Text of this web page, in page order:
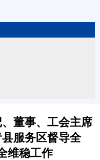
董事、工会主席
服务区督导全
维稳工作